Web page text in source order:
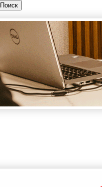
Поиск